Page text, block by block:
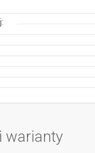
warianty